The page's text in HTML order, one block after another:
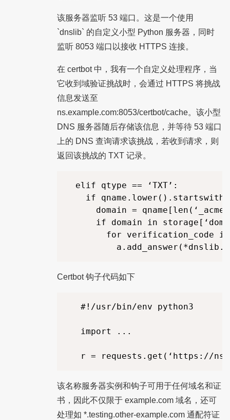
该服务器监听 53 端口。这是一个使用
`dnslib` 的自定义小型 Python 服务器，同时
监听 8053 端口以接收 HTTPS 连接。
在 certbot 中，我有一个自定义处理程序，当
它收到域验证挑战时，会通过 HTTPS 将挑战
信息发送至
ns.example.com:8053/certbot/cache。该小型
DNS 服务器随后存储该信息，并等待 53 端口
上的 DNS 查询请求该挑战，若收到请求，则
返回该挑战的 TXT 记录。
  elif qtype == ‘TXT’:
if
domain =
if domain in
for verification_code
Certbot 钩子代码如下
   #!/usr/bin/env python3
   import ...
该名称服务器实例和钩子可用于任何域名和证
书，因此不仅限于 example.com 域名，还可
处理如 *.testing.other-example.com 通配符证